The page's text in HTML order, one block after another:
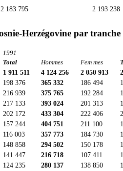
2 183 795 2 193 238
Herzégovine par tranche
1991
Total Hommes Fem mes
1 911 511 4 124 256 2 050 913
198 376 365 332 186 494
216 939 375 765 192 284
217 133 393 024 201 313
202 172 433 304 222 406
157 244 404 751 211 100
116 003 357 773 184 730
148 858 294 502 150 178
141 447 216 718 107 411
124 235 280 137 138 850